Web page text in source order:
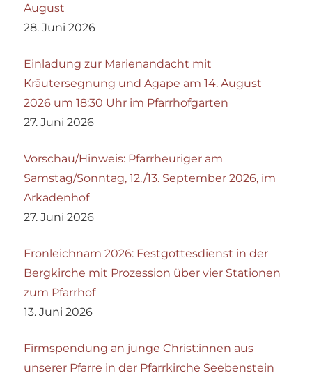
August
28. Juni 2026
Einladung zur Marienandacht mit
Kräutersegnung und Agape am 14. August
2026 um 18:30 Uhr im Pfarrhofgarten
27. Juni 2026
Vorschau/Hinweis: Pfarrheuriger am
Samstag/Sonntag, 12./13. September 2026, im
Arkadenhof
27. Juni 2026
Fronleichnam 2026: Festgottesdienst in der
Bergkirche mit Prozession über vier Stationen
zum Pfarrhof
13. Juni 2026
Firmspendung an junge Christ:innen aus
unserer Pfarre in der Pfarrkirche Seebenstein